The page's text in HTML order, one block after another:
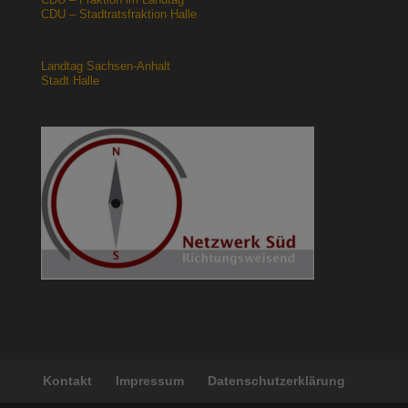
CDU – Stadtratsfraktion Halle
Landtag Sachsen-Anhalt
Stadt Halle
Kontakt Impressum Datenschutzerklärung